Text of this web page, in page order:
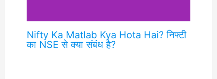
Nifty Ka Matlab Kya Hota Hai? निफ्टी
का NSE से क्या संबंध है?